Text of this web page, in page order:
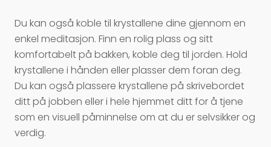
Du kan også koble til krystallene dine gjennom en
enkel meditasjon. Finn en rolig plass og sitt
komfortabelt på bakken, koble deg til jorden. Hold
krystallene i hånden eller plasser dem foran deg.
Du kan også plassere krystallene på skrivebordet
ditt på jobben eller i hele hjemmet ditt for å tjene
som en visuell påminnelse om at du er selvsikker og
verdig.